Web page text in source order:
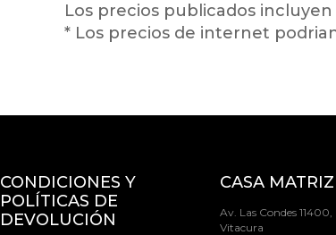
Los precios publicados
* Los precios de internet
CONDICIONES Y
POLÍTICAS DE
DEVOLUCIÓN
CASA MATRIZ
Av. Las Condes 11400,
Vitacura